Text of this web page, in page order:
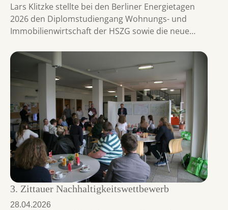
Lars Klitzke stellte bei den Berliner Energietagen
2026 den Diplomstudiengang Wohnungs- und
Immobilienwirtschaft der HSZG sowie die neue…
3. Zittauer Nachhaltigkeitswettbewerb
28.04.2026